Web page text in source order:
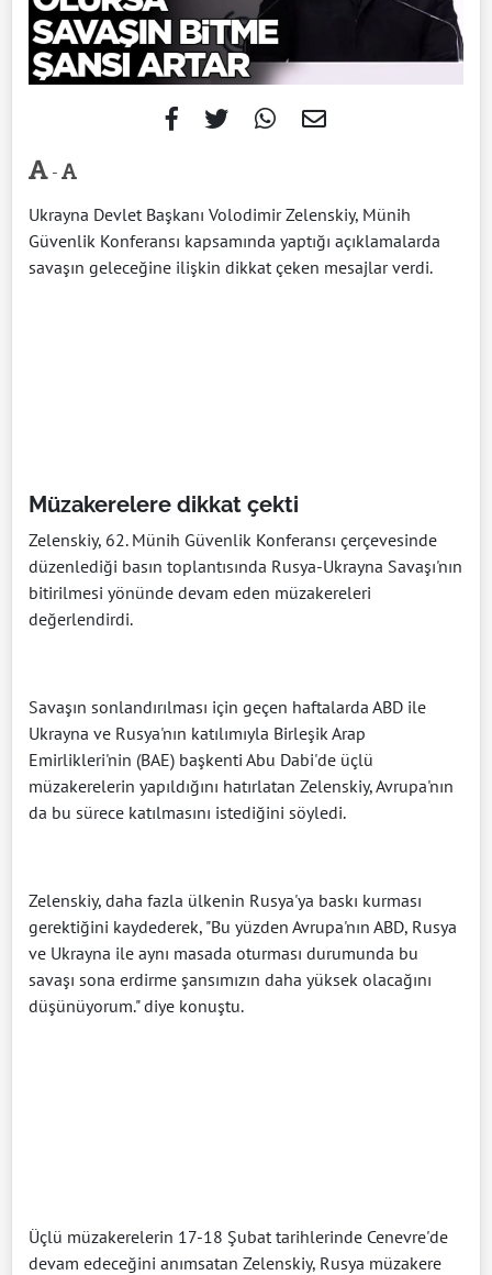
-
Ukrayna Devlet Başkanı Volodimir Zelenskiy, Münih
Güvenlik Konferansı kapsamında yaptığı açıklamalarda
savaşın geleceğine ilişkin dikkat çeken mesajlar verdi.
Müzakerelere dikkat çekti
Zelenskiy, 62. Münih Güvenlik Konferansı çerçevesinde
düzenlediği basın toplantısında Rusya-Ukrayna Savaşı'nın
bitirilmesi yönünde devam eden müzakereleri
değerlendirdi.
Savaşın sonlandırılması için geçen haftalarda ABD ile
Ukrayna ve Rusya'nın katılımıyla Birleşik Arap
Emirlikleri'nin (BAE) başkenti Abu Dabi'de üçlü
müzakerelerin yapıldığını hatırlatan Zelenskiy, Avrupa'nın
da bu sürece katılmasını istediğini söyledi.
Zelenskiy, daha fazla ülkenin Rusya'ya baskı kurması
gerektiğini kaydederek, "Bu yüzden Avrupa'nın ABD, Rusya
ve Ukrayna ile aynı masada oturması durumunda bu
savaşı sona erdirme şansımızın daha yüksek olacağını
düşünüyorum." diye konuştu.
Üçlü müzakerelerin 17-18 Şubat tarihlerinde Cenevre'de
devam edeceğini anımsatan Zelenskiy, Rusya müzakere